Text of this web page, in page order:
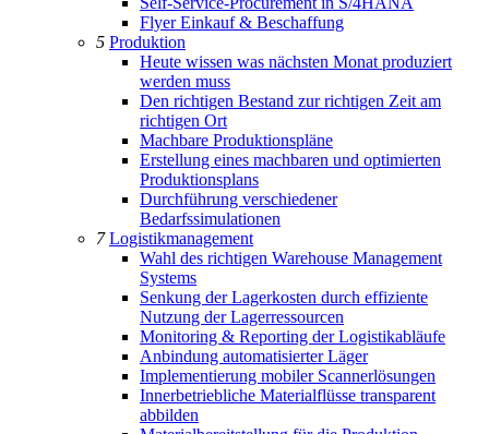
Flyer Einkauf & Beschaffung
5 Produktion
Heute wissen was nächsten Monat produziert
werden muss
Den richtigen Bestand zur richtigen Zeit am
richtigen Ort
Machbare Produktionspläne
Erstellung eines machbaren und optimierten
Produktionsplans
Durchführung verschiedener
Bedarfssimulationen
7Logistikmanagement
Wahl des richtigen Warehouse Management
Systems
Senkung der Lagerkosten durch effiziente
Nutzung der Lagerressourcen
Monitoring & Reporting der Logistikabläufe
Anbindung automatisierter Läger
Implementierung mobiler Scannerlösungen
Innerbetriebliche Materialflüsse transparent
abbilden